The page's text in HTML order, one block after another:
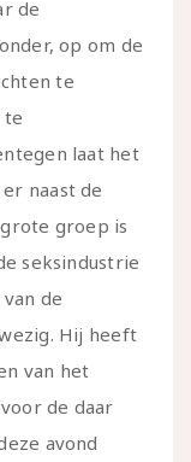
de
op om de
te
te
laat het
naast de
groep is
seksindustrie
van de
Hij heeft
van het
de daar
avond